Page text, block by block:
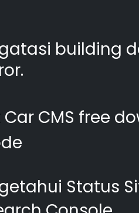
building
Car CMS free
Status